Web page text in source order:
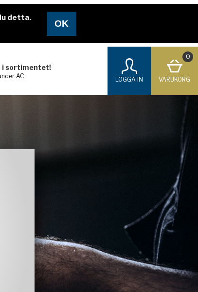
detta.
i sortimentet!
AC
LOGGA IN
0
VARUKORG